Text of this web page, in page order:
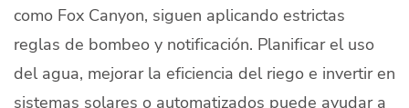
como Fox Canyon, siguen aplicando estrictas
reglas de bombeo y notificación. Planificar el uso
del agua, mejorar la eficiencia del riego e invertir en
sistemas solares o automatizados puede ayudar a